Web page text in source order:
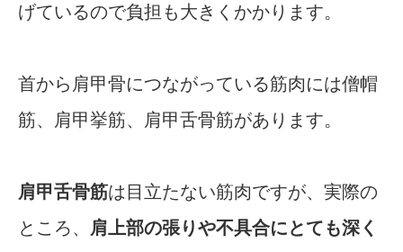
げているので負担も大きくかかります。
首から肩甲骨につながっている筋肉には僧帽
筋、肩甲挙筋、肩甲舌骨筋があります。
肩甲舌骨筋は目立たない筋肉ですが、実際の
ところ、 肩上部の張りや不具合にとても深く